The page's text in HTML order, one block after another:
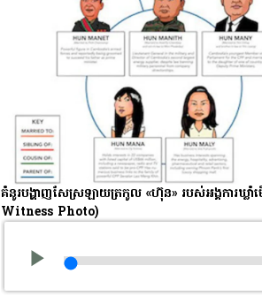
គំនូរ​​បង្ហាញ​សែស្រឡាយ​ត្រកូល «ហ៊ុន» របស់​អង្គការ​
Witness Photo)